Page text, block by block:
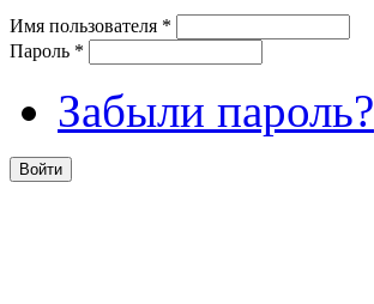
Имя пользователя *
Пароль *
Забыли пароль?